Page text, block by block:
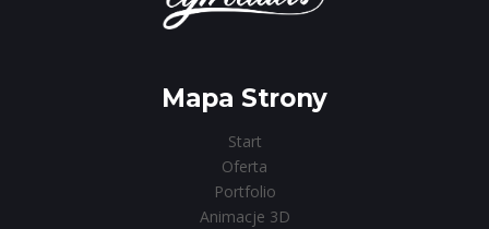
Mapa Strony
Start
Oferta
Portfolio
Animacje 3D